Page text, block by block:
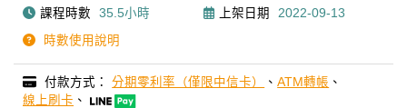
課程時數
35.5小時 上架日期
2022-09-13
時數使用說明
付款方式：分期零利率（僅限中信卡） 、ATM轉帳 、
線上刷卡 、